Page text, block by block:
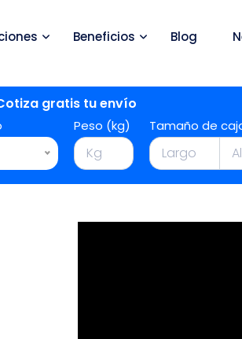
Beneficios Blog
gratis tu envío
Peso (kg) Tamaño de